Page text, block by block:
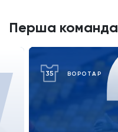
Перша команда
4 ЗАХИСНИК